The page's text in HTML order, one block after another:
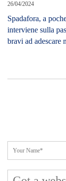
26/04/2024
Spadafora, a
interviene sulla
bravi ad adescare